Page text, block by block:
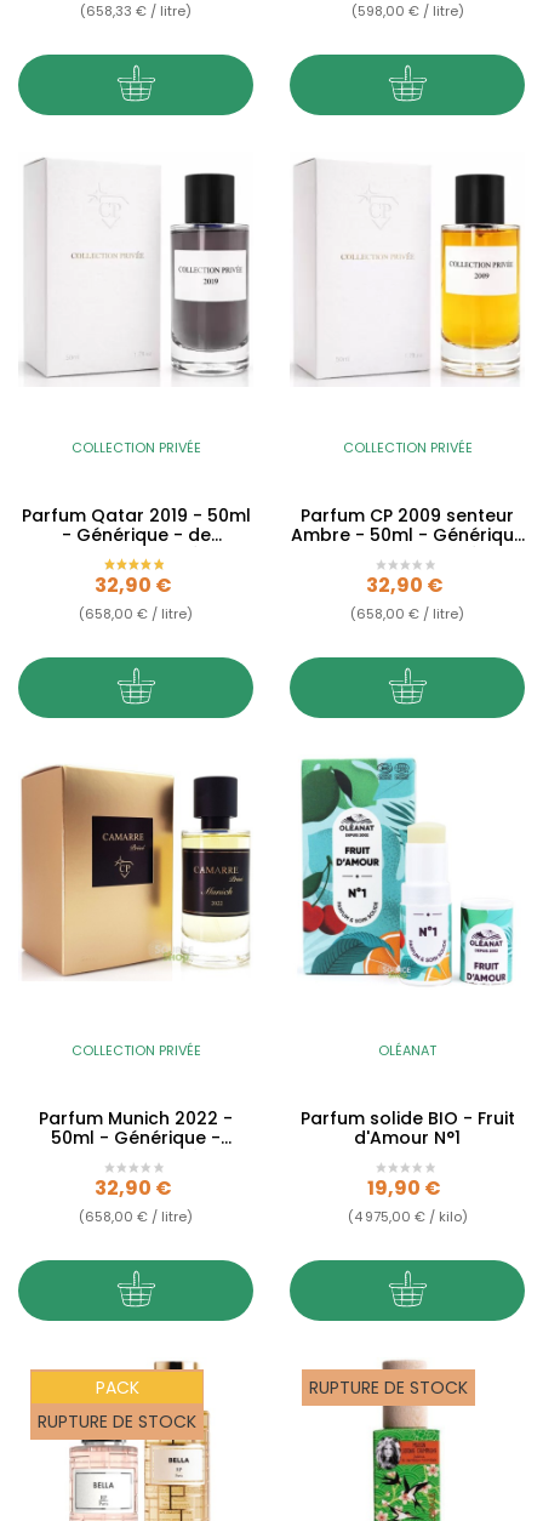
(658,33 € / litre) (598,00 € / litre)
COLLECTION PRIVÉE
Parfum Qatar 2019 - 50ml
- Générique - de
Collection Privée
Prix
32,90 €
(658,00 € / litre)
COLLECTION PRIVÉE
Parfum CP 2009 senteur
Ambre - 50ml - Générique
Prix
32,90 €
(658,00 € / litre)
COLLECTION PRIVÉE
Parfum Munich 2022 -
50ml - Générique -
Collection Privée
Prix
32,90 €
(658,00 € / litre)
OLÉANAT
Parfum solide BIO - Fruit
d'Amour N°1
Prix
19,90 €
(4 975,00 € / kilo)
PACK
RUPTURE DE STOCK
RUPTURE DE STOCK